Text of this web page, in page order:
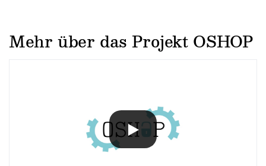
Mehr über das Projekt OSHOP